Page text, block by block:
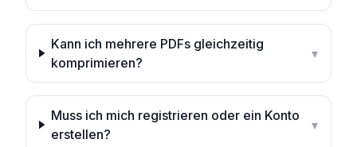
Kann ich mehrere PDFs gleichzeitig
komprimieren?
▾
Muss ich mich registrieren oder ein Konto
erstellen?
▾